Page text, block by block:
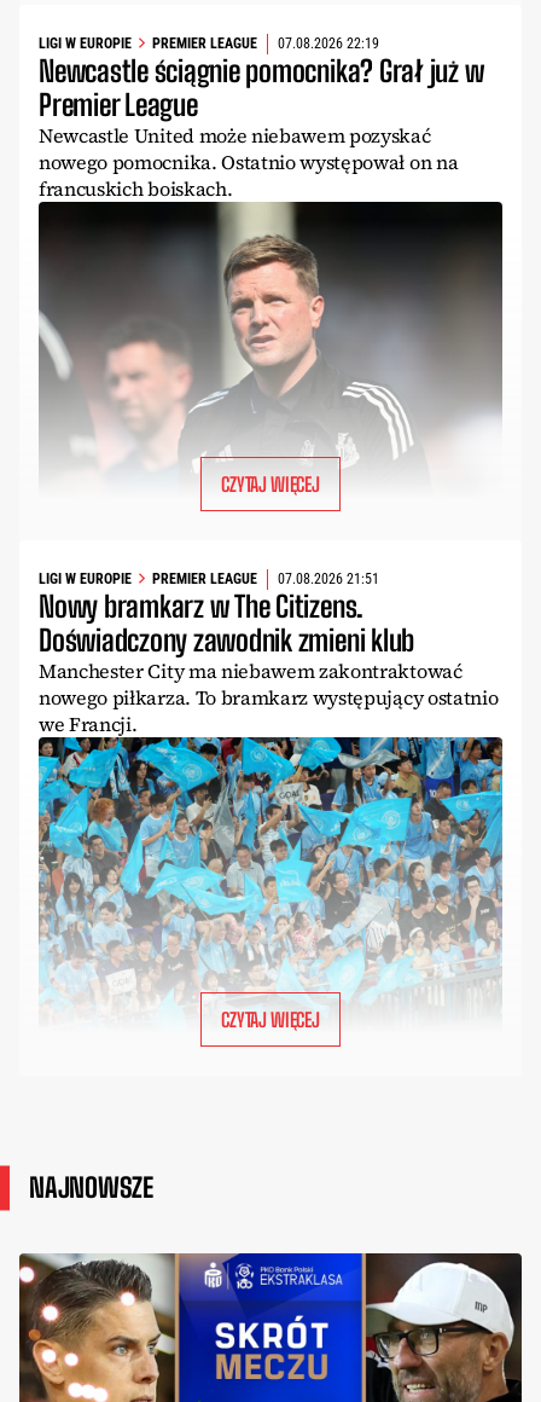
LIGI W EUROPIE PREMIER LEAGUE 07.08.2026 22:19
Newcastle ściągnie pomocnika? Grał już w
Premier League
Newcastle United może niebawem pozyskać
nowego pomocnika. Ostatnio występował on na
francuskich boiskach.
CZYTAJ WIĘCEJ
LIGI W EUROPIE PREMIER LEAGUE 07.08.2026 21:51
Nowy bramkarz w The Citizens.
Doświadczony zawodnik zmieni klub
Manchester City ma niebawem zakontraktować
nowego piłkarza. To bramkarz występujący ostatnio
we Francji.
CZYTAJ WIĘCEJ
NAJNOWSZE